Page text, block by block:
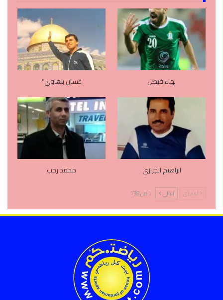
بهاء فيصل غسان بلعاوي*
ابراهيم الجزازي محمد رجب
السابق التالي 1 من 138